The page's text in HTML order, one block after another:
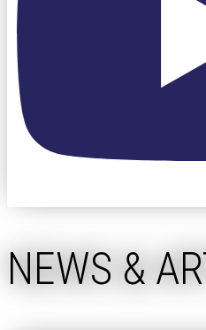
NEWS &